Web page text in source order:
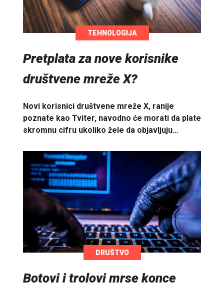
TEHNOLOGIJA
Pretplata za nove korisnike
društvene mreže X?
Novi korisnici društvene mreže X, ranije
poznate kao Tviter, navodno će morati da plate
skromnu cifru ukoliko žele da objavljuju…
DRUŠTVO
Botovi i trolovi mrse konce